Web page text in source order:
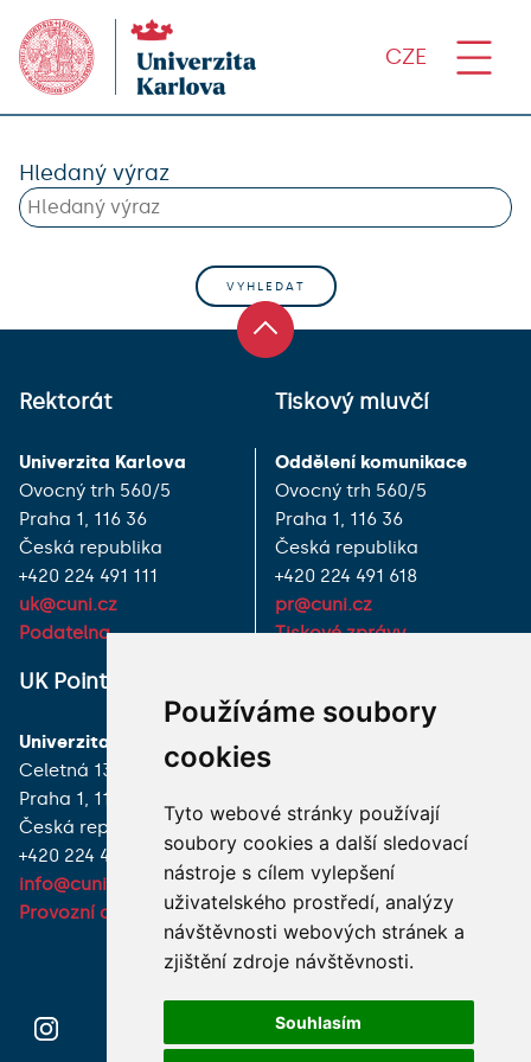
Používáme soubory
cookies
Tyto webové stránky používají
soubory cookies a další sledovací
nástroje s cílem vylepšení
uživatelského prostředí, analýzy
návštěvnosti webových stránek a
zjištění zdroje návštěvnosti.
Souhlasím
CZE
Hledaný výraz
Rektorát
Univerzita Karlova
Ovocný trh 560/5
Praha 1, 116 36
Česká republika
+420 224 491 111
uk@cuni.cz
Podatelna
Tiskový mluvčí
Oddělení komunikace
Ovocný trh 560/5
Praha 1, 116 36
Česká republika
+420 224 491 618
pr@cuni.cz
Tiskové zprávy
UK Point
Univerzita Karlova
Celetná 13
Praha 1, 116 36
Česká republika
+420 224 491 850
info@cuni.cz
Provozní doba a kontakty
JAK K NÁM?